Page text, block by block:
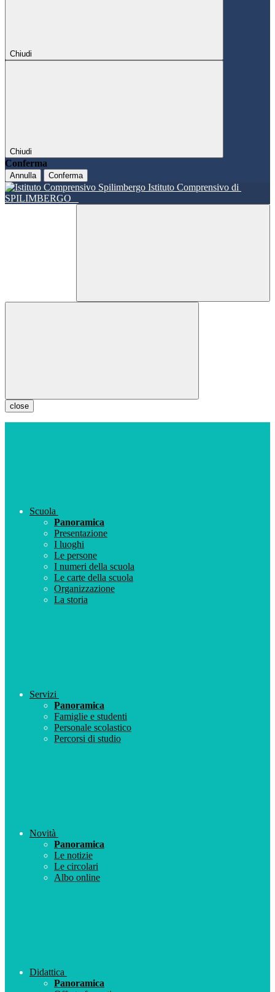
Chiudi
Chiudi
Conferma
Annulla Conferma
Istituto Comprensivo di
SPILIMBERGO
close
Scuola
Panoramica
Presentazione
I luoghi
Le persone
I numeri della scuola
Le carte della scuola
Organizzazione
La storia
Servizi
Panoramica
Famiglie e studenti
Personale scolastico
Percorsi di studio
Novità
Panoramica
Le notizie
Le circolari
Albo online
Didattica
Panoramica